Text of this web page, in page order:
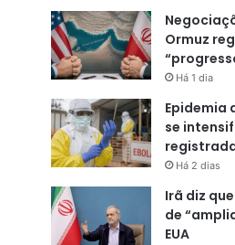
Ormuz
Há 1 dia
Epidemia
se
Há 2 dias
Irã diz
de
EUA